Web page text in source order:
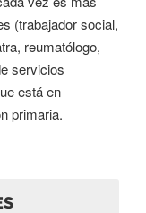
(trabajador social,
reumatólogo,
servicios
está en
primaria.